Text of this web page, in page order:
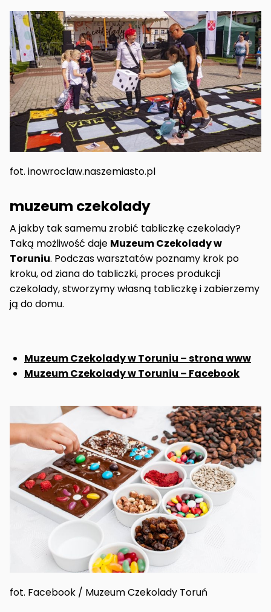
fot. inowroclaw.naszemiasto.pl
muzeum czekolady
A jakby tak samemu zrobić tabliczkę czekolady?
Taką możliwość daje Muzeum Czekolady w
Toruniu. Podczas warsztatów poznamy krok po
kroku, od ziana do tabliczki, proces produkcji
czekolady, stworzymy własną tabliczkę i zabierzemy
ją do domu.
Muzeum Czekolady w Toruniu – strona www
Muzeum Czekolady w Toruniu – Facebook
fot. Facebook / Muzeum Czekolady Toruń